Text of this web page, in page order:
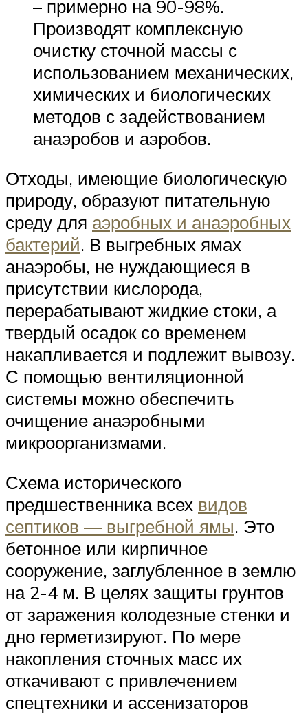
– примерно на 90-98%.
Производят комплексную
очистку сточной массы с
использованием механических,
химических и биологических
методов с задействованием
анаэробов и аэробов.
Отходы, имеющие биологическую
природу, образуют питательную
среду для аэробных и анаэробных
бактерий. В выгребных ямах
анаэробы, не нуждающиеся в
присутствии кислорода,
перерабатывают жидкие стоки, а
твердый осадок со временем
накапливается и подлежит вывозу.
С помощью вентиляционной
системы можно обеспечить
очищение анаэробными
микроорганизмами.
Схема исторического
предшественника всех видов
септиков — выгребной ямы. Это
бетонное или кирпичное
сооружение, заглубленное в землю
на 2-4 м. В целях защиты грунтов
от заражения колодезные стенки и
дно герметизируют. По мере
накопления сточных масс их
откачивают с привлечением
спецтехники и ассенизаторов